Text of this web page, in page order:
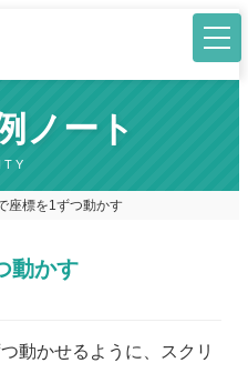
ノート
座標を1ずつ動かす
動かす
動かせるように、スクリ